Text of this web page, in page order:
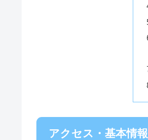
アクセス・基本情報